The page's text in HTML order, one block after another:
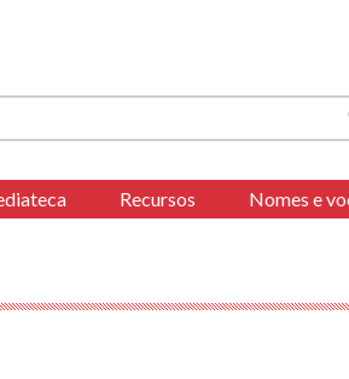
Recursos Nomes e